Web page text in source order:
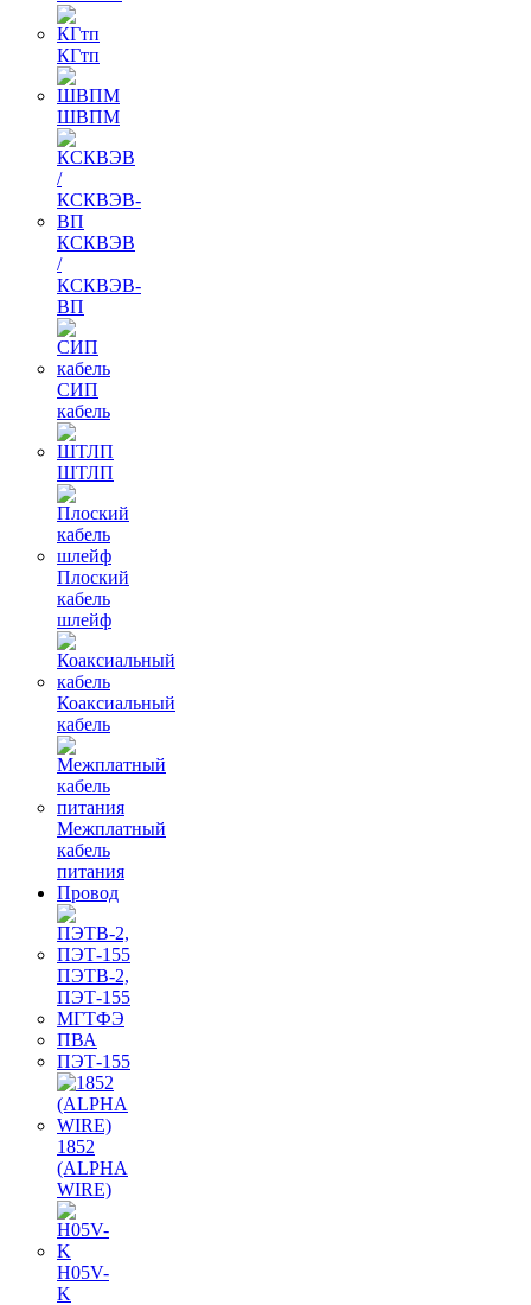
КГтп
ШВПМ
КСКВЭВ
/
КСКВЭВ-
ВП
СИП
кабель
ШТЛП
Плоский
кабель
шлейф
Коаксиальный
кабель
Межплатный
кабель
питания
Провод
ПЭТВ-2,
ПЭТ-155
МГТФЭ
ПВА
ПЭТ-155
1852
(ALPHA
WIRE)
H05V-
K